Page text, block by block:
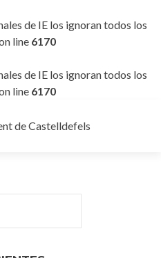
de IE los ignoran todos los
line 6170
de IE los ignoran todos los
line 6170
de Castelldefels